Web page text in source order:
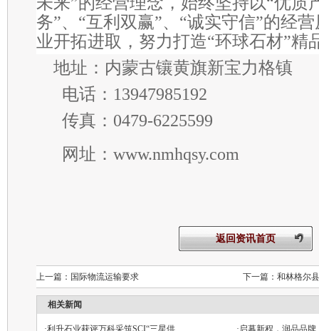
务”、“互利双赢”、“诚实守信”的经
业开拓进取，努力打造“环球石材”精
地址：内蒙古镶黄旗新宝力格镇
电话： 13947985192
传真： 0479-6225599
网址： www.nmhqsy.com
返回资讯首页
上一篇： 国际物流运输要求 下一篇： 和林格尔
相关新闻
·利升石业获评万科采筑SCI“三星供 · 启幕新程，润品品